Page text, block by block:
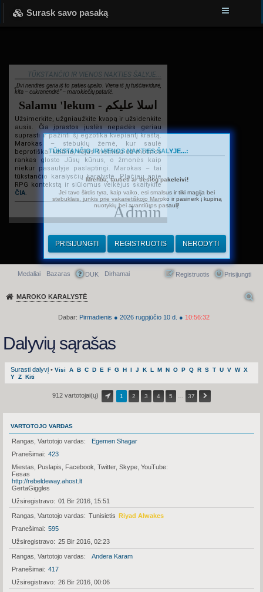
Surask savo pasaką
TŪKSTANČIO IR VIENOS NAKTIES ŠALYJE...
„Dvi nendrės geria iš to paties upelio. Viena iš jų tuščiavidurė,
kita – cukranendrė“ – marokiečių patarlė.
Salamu 'lekum - اسلا عليكم
Užsimerkite, užgniaužkite kvapą ir užsidenkite
ausis. Čia įprastos juslės nepadės geriau
suprasti ir pažinti šį egzotika kvepiantį kraštą.
Marokas – stebuklų žemė, kur saulė
beprotiškai kaitina, vėjas švelniau už motinos
rankas glosto Jūsų kūnus, o žmonės kaip
niekur pasaulyje paslaptingi. Marokas – tai
tūkstančio karalysčių karalystė. Plačiau apie
RPG kontekstą ir siūlomus veikėjus skaitykite
ČIA.
Admin
Greitasis meniu
Medaliai Bazaras DUK Dirhamai Prisijungti
Registruotis
MAROKO KARALYSTĖ
Dabar: Pirmadienis ● 2026 rugpjūčio 10 d. ● 10:56:32
TŪKSTANČIO IR VIENOS NAKTIES ŠALYJE...:
Mrehba, tautieti ar tiesiog pakeleivi!
Jei tavo širdis tyra, kaip vaiko, esi smalsus ir tiki magija bei
stebuklais, junkis prie vakarietiškojo Maroko ir pasinerk į kupiną
nuotykių bei avantiūros pasaulį!
PRISIJUNGTI REGISTRUOTIS NERODYTI
Dalyvių sąrašas
Surasti dalyvį • Visi A B C D E F G H I J K L M N O P Q R S T U V W X
Y Z Kiti
912 vartotojai(ų) 1 2 3 4 5 37
VARTOTOJO VARDAS
Rangas, Vartotojo vardas
Egemen Shagar
Pranešimai
423
Miestas, Puslapis, Facebook, Twitter, Skype, YouTube
Fesas
http://rebeldeway.ahost.lt
GertaGiggles
Užsiregistravo
01 Bir 2016, 15:51
Rangas, Vartotojo vardas Tunisietis Riyad Alwakes
Pranešimai
595
Užsiregistravo
25 Bir 2016, 02:23
Rangas, Vartotojo vardas
Andera Karam
Pranešimai
417
Užsiregistravo
26 Bir 2016, 00:06